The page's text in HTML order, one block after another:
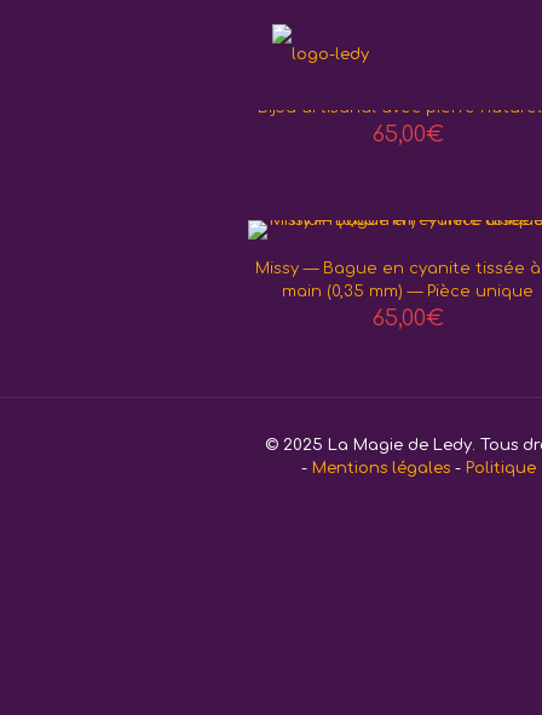
Bijou artisanal avec pierre
65,00€
Missy — Bague en cyanite tissée
main (0,35 mm) — Pièce unique
65,00€
© 2025 La Magie de Ledy. Tous
- Mentions légales -